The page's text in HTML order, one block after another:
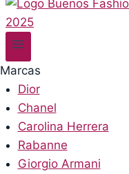
Marcas
Dior
Chanel
Carolina Herrera
Rabanne
Giorgio Armani